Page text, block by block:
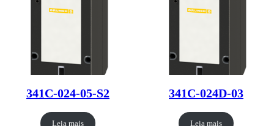
341C-024-05-S2
Leia mais
341C-024D-03
Leia mais